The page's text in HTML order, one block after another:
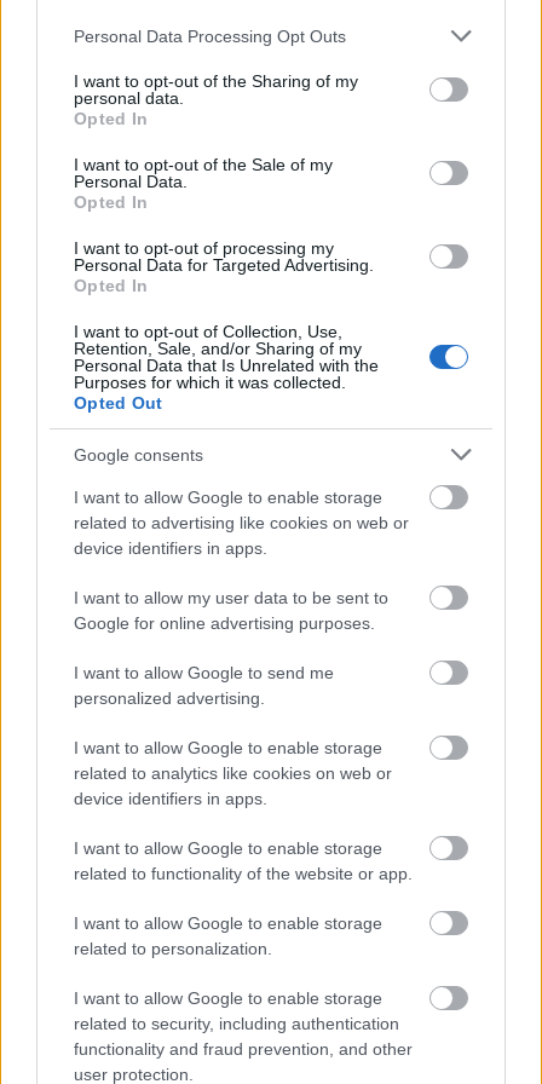
Please note that this website/app uses one or more Google
not limited to your visit or usage behaviour. You may click to
grant or deny consent to Google and its third-party tags to
use your data for below specified purposes in below Google
consent section.
Personal Data Processing Opt Outs
I want to opt-out of the Sharing of my
personal data.
Opted In
I want to opt-out of the Sale of my
Personal Data.
Opted In
I want to opt-out of processing my
Personal Data for Targeted Advertising.
Opted In
I want to opt-out of Collection, Use,
Retention, Sale, and/or Sharing of my
Personal Data that Is Unrelated with the
Purposes for which it was collected.
Opted Out
Google consents
I want to allow Google to enable storage
related to advertising like cookies on web or
device identifiers in apps.
I want to allow my user data to be sent to
Google for online advertising purposes.
I want to allow Google to send me
personalized advertising.
I want to allow Google to enable storage
related to analytics like cookies on web or
device identifiers in apps.
I want to allow Google to enable storage
related to functionality of the website or app.
I want to allow Google to enable storage
related to personalization.
I want to allow Google to enable storage
related to security, including authentication
functionality and fraud prevention, and other
user protection.
fogó segítségével. Itt is vannak alternatív
spárgát, ahogy a szemből készített horgot
hajlíthatjuk egy darab drótból is. A hosszát az
dekorációt. A két lánc végét felül erősítsük egy
fémgyűrűhöz, ami lehet kulcskarika, de egy kampó
is megteszi, ez is attól függ, mihez és mivel tudunk
rögzíteni.
A két eddig fel nem használt dobozba kisebb
cserepet helyezhetünk, és beleültetjük kedvenc
virágainkat. Annak sincs akadálya, hogy közvetlenül
a konzervdobozba kerüljön a föld, de ilyenkor
célszerű az alját is kilyukasztani, vagy válasszunk
különféle pozsgásokat, melyek amellett, hogy jól
illenek ehhez a stílushoz, eléggé szárazságtűrőek is,
így nem kell attól tartanunk, hogy a pangó víz kárt
hátra, hogy elhelyezzük a gyertyákat, és persze
élvezzük a saját kezünk által teremtett hangulatot.
vacsorázni is lehessen a teraszon, és mostanában
különösen jó, ha tudjuk értékelni az élet apró, otthon
elérhető örömeit is.